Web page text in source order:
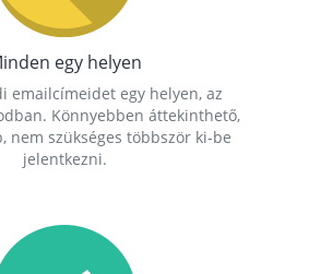
egy helyen
emailcímeidet egy helyen, az
Könnyebben áttekinthető,
nem szükséges többször ki-be
jelentkezni.